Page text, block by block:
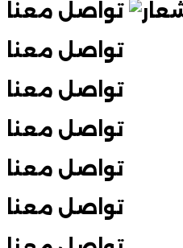
تواصل معنا
تواصل معنا
تواصل معنا
تواصل معنا
تواصل معنا